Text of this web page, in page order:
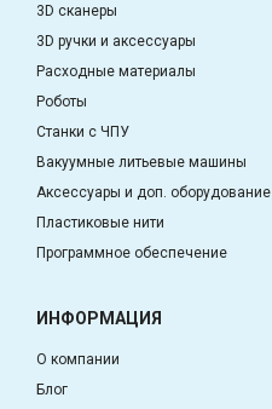
3D сканеры
3D ручки и аксессуары
Расходные материалы
Роботы
Станки с ЧПУ
Вакуумные литьевые машины
Аксессуары и доп. оборудование
Пластиковые нити
Программное обеспечение
ИНФОРМАЦИЯ
О компании
Блог